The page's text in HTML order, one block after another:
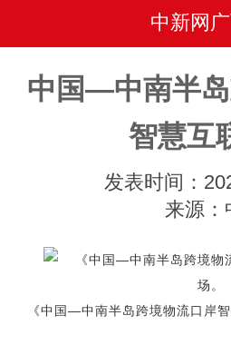
中新网
中国—中南半
智慧互
发表时间：
来源：
《中国—中南半岛跨境物流口